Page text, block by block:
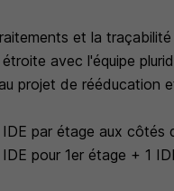
et la traçabilité
avec l'équipe
projet de rééducation
par étage aux côtés
pour 1er étage + 1